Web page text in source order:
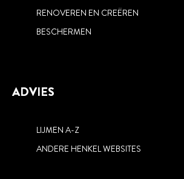
RENOVEREN EN CREËREN
BESCHERMEN
ADVIES
LIJMEN A-Z
ANDERE HENKEL WEBSITES